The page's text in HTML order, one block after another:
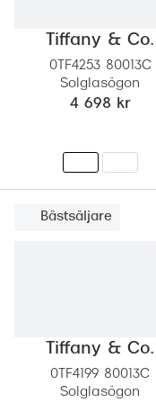
Tiffany & Co.
0TF4253 80013C
Solglasögon
4 698 kr
Bästsäljare
Tiffany & Co.
0TF4199 80013C
Solglasögon